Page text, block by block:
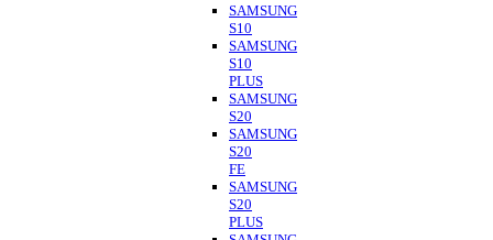
SAMSUNG
S10
SAMSUNG
S10
PLUS
SAMSUNG
S20
SAMSUNG
S20
FE
SAMSUNG
S20
PLUS